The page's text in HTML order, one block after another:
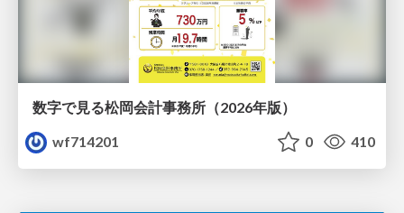
数字で見る松岡会計事務所（2026年版）
wf714201
0 410